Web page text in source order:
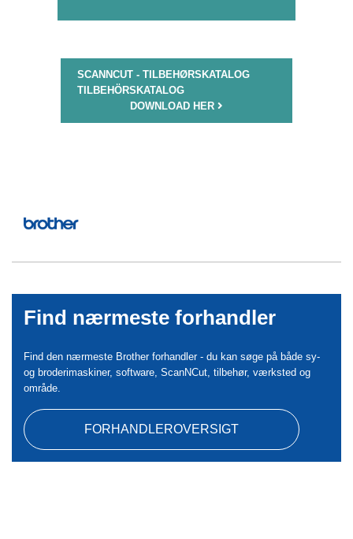
SCANNCUT - TILBEHØRSKATALOG
TILBEHÖRSKATALOG
DOWNLOAD HER
Find nærmeste forhandler
Find den nærmeste Brother forhandler - du kan søge på både sy-
og broderimaskiner, software, ScanNCut, tilbehør, værksted og
område.
FORHANDLEROVERSIGT